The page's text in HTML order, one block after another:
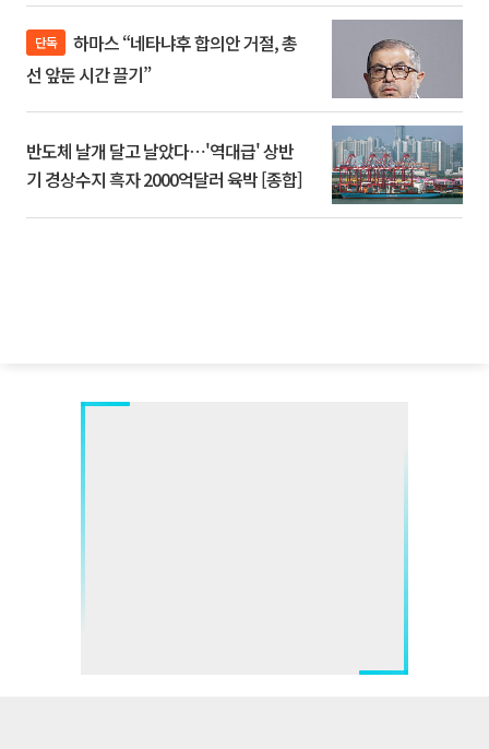
단독
선 앞둔 시간 끌기”
반도체 날개 달고 날았다⋯'역대급' 상반
기 경상수지 흑자 2000억달러 육박 [종합]